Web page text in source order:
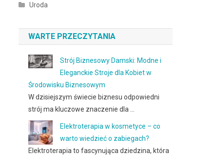
Uroda
WARTE PRZECZYTANIA
Strój Biznesowy Damski: Modne i
Eleganckie Stroje dla Kobiet w
Środowisku Biznesowym
W dzisiejszym świecie biznesu odpowiedni
strój ma kluczowe znaczenie dla …
Elektroterapia w kosmetyce – co
warto wiedzieć o zabiegach?
Elektroterapia to fascynująca dziedzina, która